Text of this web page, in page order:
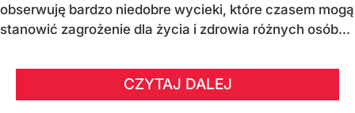
obserwuję bardzo niedobre wycieki, które czasem mogą
stanowić zagrożenie dla życia i zdrowia różnych osób...
CZYTAJ DALEJ